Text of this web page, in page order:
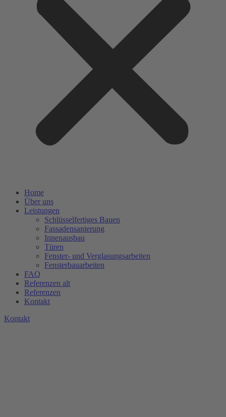
Home
Über uns
Leistungen
Schlüsselfertiges Bauen
Fassadensanierung
Innenausbau
Türen
Fenster- und Verglasungsarbeiten
Fensterbauarbeiten
FAQ
Referenzen alt
Referenzen
Kontakt
Kontakt